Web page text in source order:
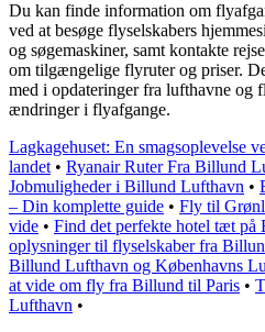
Du kan finde information om
ved at besøge flyselskabers
og søgemaskiner, samt kontakte
om tilgængelige flyruter og priser.
med i opdateringer fra lufthavne og
ændringer i flyafgange.
Lagkagehuset: En smagsoplevelse
landet • Ryanair Ruter Fra Billund
Jobmuligheder i Billund Lufthavn •
– Din komplette guide • Fly til
vide • Find det perfekte hotel tæt
oplysninger til flyselskaber fra
Billund Lufthavn og Københavns
at vide om fly fra Billund til Paris •
Lufthavn •